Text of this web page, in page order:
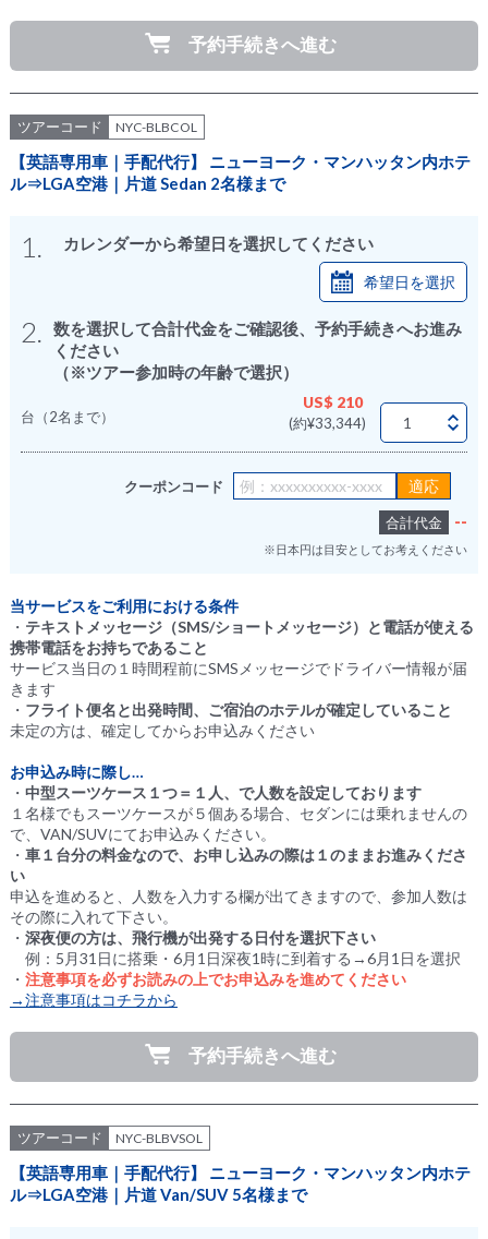
予約手続きへ進む
ツアーコード NYC-BLBCOL
【英語専用車｜手配代行】 ニューヨーク・マンハッタン内ホテ
ル⇒LGA空港｜片道 Sedan 2名様まで
1. カレンダーから希望日を選択してください
希望日を選択
2.
数を選択して合計代金をご確認後、予約手続きへお進み
ください
（※ツアー参加時の年齢で選択）
台（2名まで）
US$ 210
(約¥33,344)
クーポンコード
合計代金 --
※日本円は目安としてお考えください
当サービスをご利用における条件
・ テキストメッセージ（SMS/ショートメッセージ）と電話が使える
携帯電話をお持ちであること
サービス当日の１時間程前にSMSメッセージでドライバー情報が届
きます
・ フライト便名と出発時間、ご宿泊のホテルが確定していること
未定の方は、確定してからお申込みください
お申込み時に際し…
・ 中型スーツケース１つ＝１人、で人数を設定しております
１名様でもスーツケースが５個ある場合、セダンには乗れませんの
で、VAN/SUVにてお申込みください。
・ 車１台分の料金なので、お申し込みの際は１のままお進みくださ
い
申込を進めると、人数を入力する欄が出てきますので、参加人数は
その際に入れて下さい。
・ 深夜便の方は、飛行機が出発する日付を選択下さい
例：5月31日に搭乗・6月1日深夜1時に到着する→6月1日を選択
・ 注意事項を必ずお読みの上でお申込みを進めてください
→注意事項はコチラから
予約手続きへ進む
ツアーコード NYC-BLBVSOL
【英語専用車｜手配代行】 ニューヨーク・マンハッタン内ホテ
ル⇒LGA空港｜片道 Van/SUV 5名様まで